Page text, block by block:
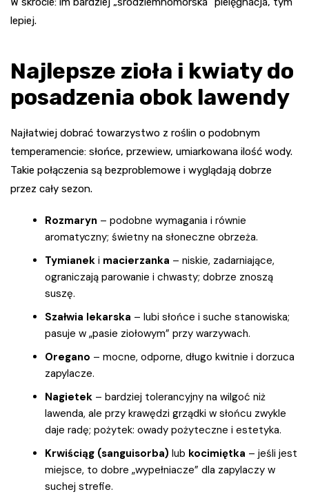
lepiej.
Najlepsze zioła i kwiaty do
posadzenia obok lawendy
Najłatwiej dobrać towarzystwo z roślin o podobnym
temperamencie: słońce, przewiew, umiarkowana ilość wody.
Takie połączenia są bezproblemowe i wyglądają dobrze
przez cały sezon.
Rozmaryn – podobne wymagania i równie
aromatyczny; świetny na słoneczne obrzeża.
Tymianek i macierzanka – niskie, zadarniające,
ograniczają parowanie i chwasty; dobrze znoszą
suszę.
Szałwia lekarska – lubi słońce i suche stanowiska;
pasuje w „pasie ziołowym” przy warzywach.
Oregano – mocne, odporne, długo kwitnie i dorzuca
zapylacze.
Nagietek – bardziej tolerancyjny na wilgoć niż
lawenda, ale przy krawędzi grządki w słońcu zwykle
daje radę; pożytek: owady pożyteczne i estetyka.
Krwiściąg (sanguisorba) lub kocimiętka – jeśli jest
miejsce, to dobre „wypełniacze” dla zapylaczy w
suchej strefie.